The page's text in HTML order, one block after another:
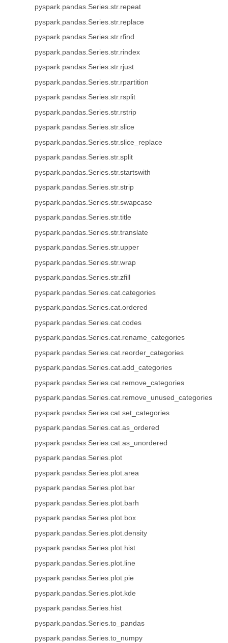
pyspark.pandas.Series.str.repeat
pyspark.pandas.Series.str.replace
pyspark.pandas.Series.str.rfind
pyspark.pandas.Series.str.rindex
pyspark.pandas.Series.str.rjust
pyspark.pandas.Series.str.rpartition
pyspark.pandas.Series.str.rsplit
pyspark.pandas.Series.str.rstrip
pyspark.pandas.Series.str.slice
pyspark.pandas.Series.str.slice_replace
pyspark.pandas.Series.str.split
pyspark.pandas.Series.str.startswith
pyspark.pandas.Series.str.strip
pyspark.pandas.Series.str.swapcase
pyspark.pandas.Series.str.title
pyspark.pandas.Series.str.translate
pyspark.pandas.Series.str.upper
pyspark.pandas.Series.str.wrap
pyspark.pandas.Series.str.zfill
pyspark.pandas.Series.cat.categories
pyspark.pandas.Series.cat.ordered
pyspark.pandas.Series.cat.codes
pyspark.pandas.Series.cat.rename_categories
pyspark.pandas.Series.cat.reorder_categories
pyspark.pandas.Series.cat.add_categories
pyspark.pandas.Series.cat.remove_categories
pyspark.pandas.Series.cat.remove_unused_categories
pyspark.pandas.Series.cat.set_categories
pyspark.pandas.Series.cat.as_ordered
pyspark.pandas.Series.cat.as_unordered
pyspark.pandas.Series.plot
pyspark.pandas.Series.plot.area
pyspark.pandas.Series.plot.bar
pyspark.pandas.Series.plot.barh
pyspark.pandas.Series.plot.box
pyspark.pandas.Series.plot.density
pyspark.pandas.Series.plot.hist
pyspark.pandas.Series.plot.line
pyspark.pandas.Series.plot.pie
pyspark.pandas.Series.plot.kde
pyspark.pandas.Series.hist
pyspark.pandas.Series.to_pandas
pyspark.pandas.Series.to_numpy